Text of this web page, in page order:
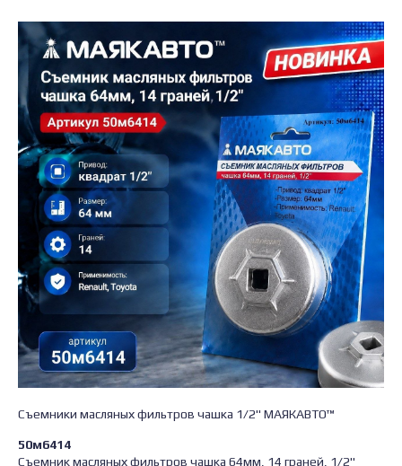
Съемники масляных фильтров чашка 1/2" МАЯКАВТО™
50м6414
Съемник масляных фильтров чашка 64мм, 14 граней, 1/2"